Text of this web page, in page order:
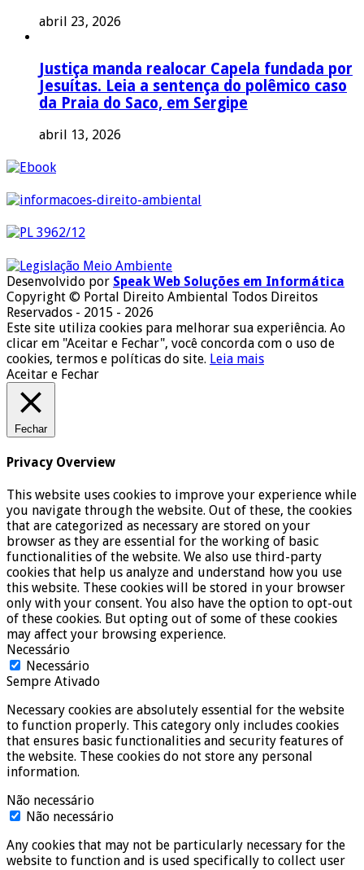
abril 23, 2026
Justiça manda realocar Capela fundada por
Jesuítas. Leia a sentença do polêmico caso
da Praia do Saco, em Sergipe
abril 13, 2026
Desenvolvido por Speak Web Soluções em Informática
Copyright © Portal Direito Ambiental Todos Direitos
Reservados - 2015 - 2026
Este site utiliza cookies para melhorar sua experiência. Ao
clicar em "Aceitar e Fechar", você concorda com o uso de
cookies, termos e políticas do site. Leia mais
Aceitar e Fechar
Fechar
Privacy Overview
This website uses cookies to improve your experience while
you navigate through the website. Out of these, the cookies
that are categorized as necessary are stored on your
browser as they are essential for the working of basic
functionalities of the website. We also use third-party
cookies that help us analyze and understand how you use
this website. These cookies will be stored in your browser
only with your consent. You also have the option to opt-out
of these cookies. But opting out of some of these cookies
may affect your browsing experience.
Necessário
Necessário
Sempre Ativado
Necessary cookies are absolutely essential for the website
to function properly. This category only includes cookies
that ensures basic functionalities and security features of
the website. These cookies do not store any personal
information.
Não necessário
Não necessário
Any cookies that may not be particularly necessary for the
website to function and is used specifically to collect user